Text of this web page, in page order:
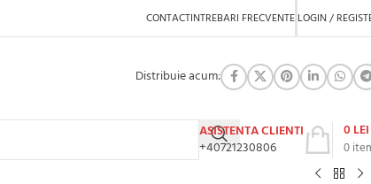
CONTACTINTREBARI FRECVENTE LOGIN /
Distribuie acum:
ASISTENTA CLIENTI
+40721230806
0
0 LEI